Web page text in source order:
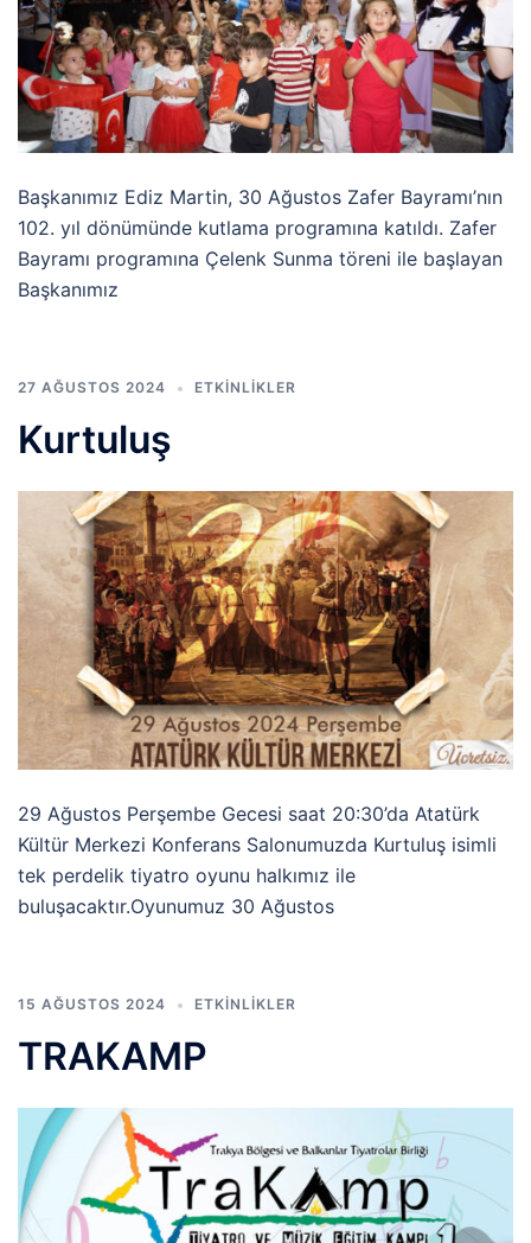
Başkanımız Ediz Martin, 30 Ağustos Zafer Bayramı’nın
102. yıl dönümünde kutlama programına katıldı. Zafer
Bayramı programına Çelenk Sunma töreni ile başlayan
Başkanımız
27 AĞUSTOS 2024 ETKINLIKLER
Kurtuluş
29 Ağustos Perşembe Gecesi saat 20:30’da Atatürk
Kültür Merkezi Konferans Salonumuzda Kurtuluş isimli
tek perdelik tiyatro oyunu halkımız ile
buluşacaktır.Oyunumuz 30 Ağustos
15 AĞUSTOS 2024 ETKINLIKLER
TRAKAMP